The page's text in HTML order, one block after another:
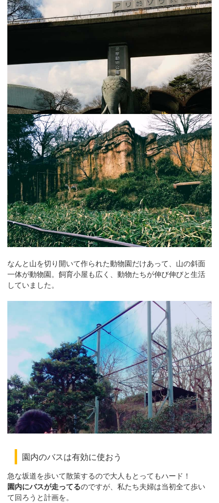
なんと山を切り開いて作られた動物園だけあって、山の斜面
一体が動物園。飼育小屋も広く、動物たちが伸び伸びと生活
していました。
園内のバスは有効に使おう
急な坂道を歩いて散策するので大人もとってもハード！
園内にバスが走ってるのですが、私たち夫婦は当初全て歩い
て回ろうと計画を。